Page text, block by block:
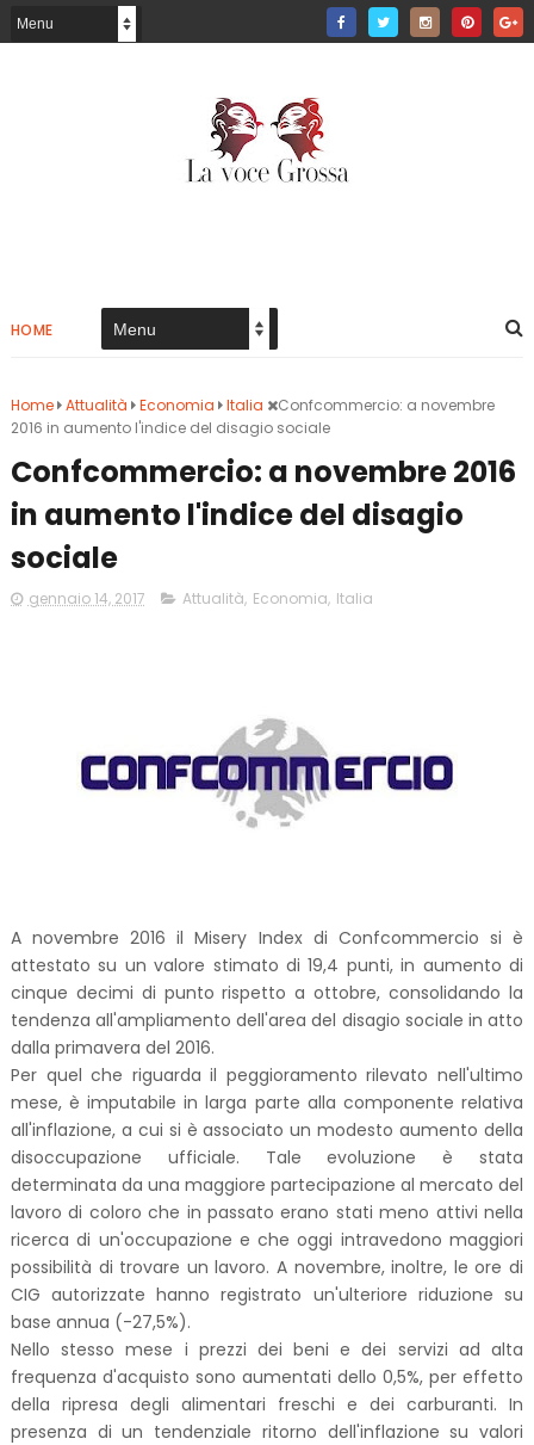
HOME
Home Attualità Economia Italia
Confcommercio: a novembre
2016 in aumento l'indice del disagio sociale
Confcommercio: a novembre 2016
in aumento l'indice del disagio
sociale
gennaio 14, 2017 Attualità, Economia, Italia
A novembre 2016 il Misery Index di Confcommercio si è
attestato su un valore stimato di 19,4 punti, in aumento di
cinque decimi di punto rispetto a ottobre, consolidando la
tendenza all'ampliamento dell'area del disagio sociale in atto
dalla primavera del 2016.
Per quel che riguarda il peggioramento rilevato nell'ultimo
mese, è imputabile in larga parte alla componente relativa
all'inflazione, a cui si è associato un modesto aumento della
disoccupazione ufficiale. Tale evoluzione è stata
determinata da una maggiore partecipazione al mercato del
lavoro di coloro che in passato erano stati meno attivi nella
ricerca di un'occupazione e che oggi intravedono maggiori
possibilità di trovare un lavoro. A novembre, inoltre, le ore di
CIG autorizzate hanno registrato un'ulteriore riduzione su
base annua (-27,5%).
Nello stesso mese i prezzi dei beni e dei servizi ad alta
frequenza d'acquisto sono aumentati dello 0,5%, per effetto
della ripresa degli alimentari freschi e dei carburanti. In
presenza di un tendenziale ritorno dell'inflazione su valori